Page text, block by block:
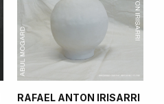
RAFAEL ANTON IRISARRI